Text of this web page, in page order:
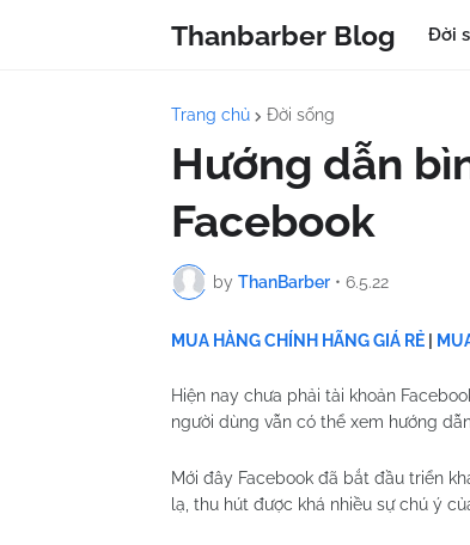
Thanbarber Blog Đời
Trang chủ Đời sống
Hướng dẫn
Facebook
by ThanBarber • 6.5.22
MUA HÀNG CHÍNH HÃNG GIÁ RẺ
Hiện nay chưa phải tài khoản
người dùng vẫn có thể xem hướng
Mới đây Facebook đã bắt đầu triển
lạ, thu hút được khá nhiều sự chú ý